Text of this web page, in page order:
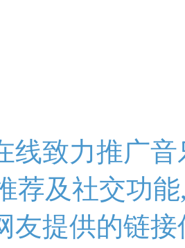
线致力推广
荐及社交功
友提供的链